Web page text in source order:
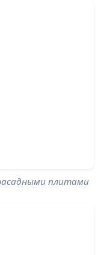
плитами